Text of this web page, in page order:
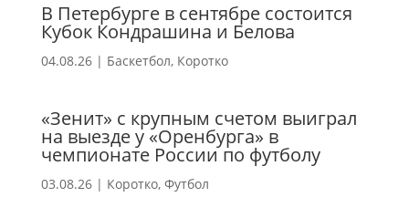
В Петербурге в сентябре состоится
Кубок Кондрашина и Белова
04.08.26| Баскетбол, Коротко
«Зенит» с крупным счетом выиграл
на выезде у «Оренбурга» в
чемпионате России по футболу
03.08.26| Коротко, Футбол